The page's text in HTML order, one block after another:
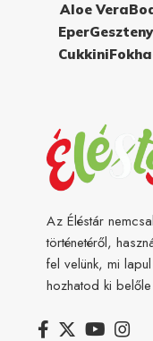
Aloe Vera
Eper
Cukkini
Az Éléstár
történetéről,
fel velünk, mi
hozhatod ki